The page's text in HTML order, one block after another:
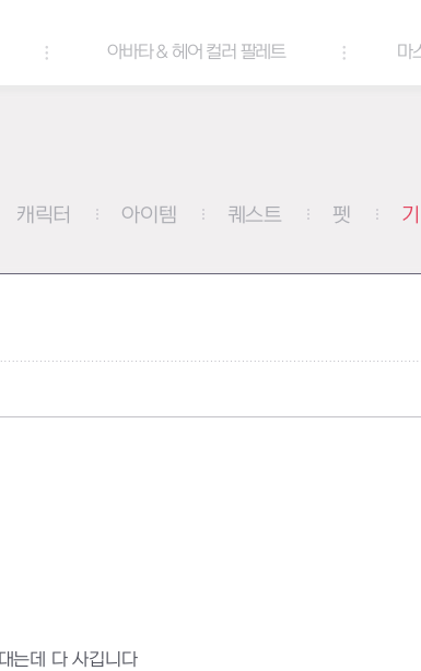
마스터 아티팩트 성장 부스팅
캐릭터 아이템 퀘스트 펫
는데 다 사깁니다